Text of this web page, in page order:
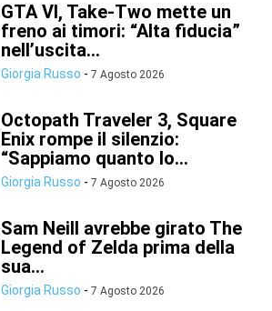
GTA VI, Take-Two mette un
freno ai timori: “Alta fiducia”
nell’uscita...
Giorgia Russo - 7 Agosto 2026
Octopath Traveler 3, Square
Enix rompe il silenzio:
“Sappiamo quanto lo...
Giorgia Russo - 7 Agosto 2026
Sam Neill avrebbe girato The
Legend of Zelda prima della
sua...
Giorgia Russo - 7 Agosto 2026